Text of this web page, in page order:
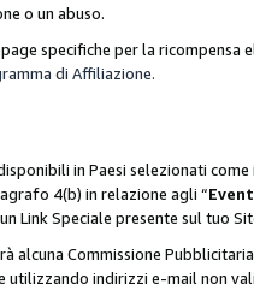
o un abuso.
specifiche per la
di Affiliazione.
in Paesi selezionati
4(b) in relazione agli “
Link Speciale presente sul tuo
alcuna Commissione
indirizzi e-mail non